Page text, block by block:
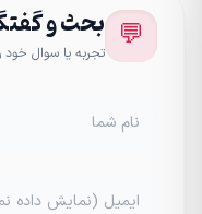
💬 بحث و
تجربه یا سوال خود
نام شما
ایمیل (نمایش داده